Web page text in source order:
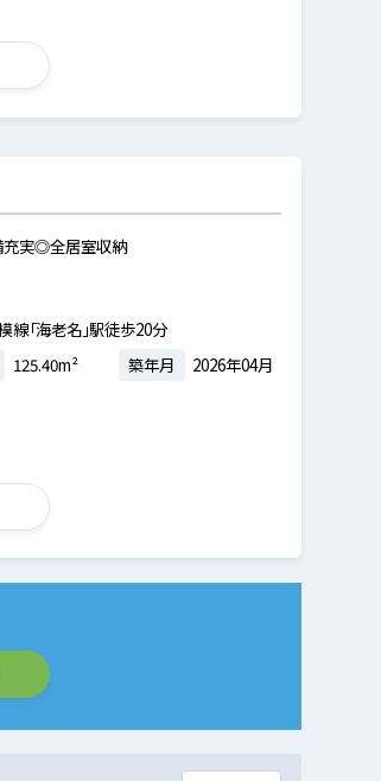
充実◎全居室収納
線「海老名」駅徒歩20分
125.40m² 築年月 2026年04月